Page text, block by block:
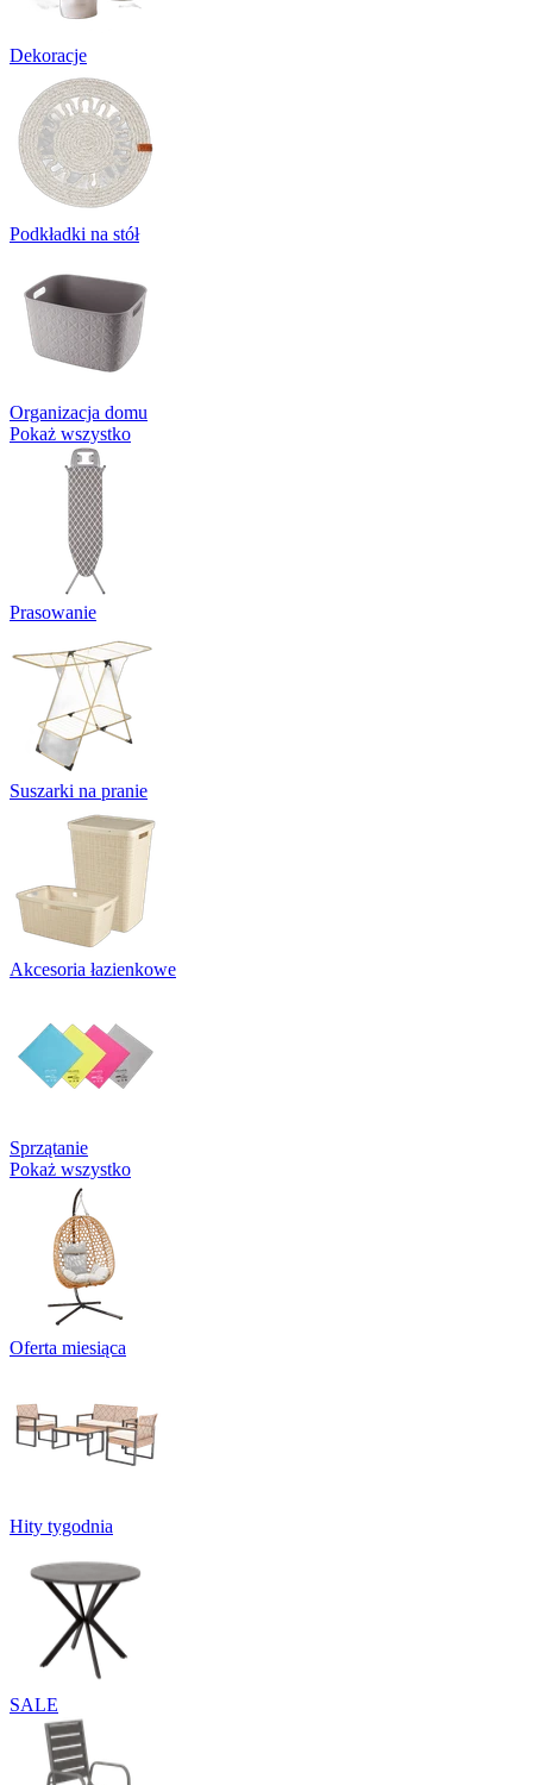
Dekoracje
Podkładki na stół
Organizacja domu
Pokaż wszystko
Prasowanie
Suszarki na pranie
Akcesoria łazienkowe
Sprzątanie
Pokaż wszystko
Oferta miesiąca
Hity tygodnia
SALE